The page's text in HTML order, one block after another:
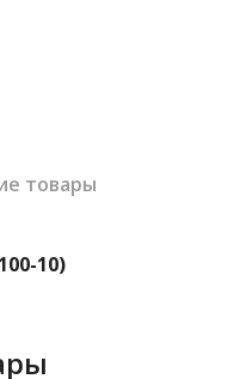
товары
10)